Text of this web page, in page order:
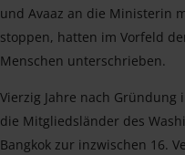
und Avaaz an die Ministerin
stoppen, hatten im Vorfeld
Menschen unterschrieben.
Vierzig Jahre nach Gründung
die Mitgliedsländer des
Bangkok zur inzwischen 16.